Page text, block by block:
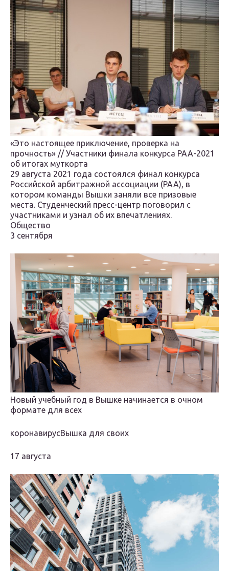
«Это настоящее приключение, проверка на
прочность» // Участники финала конкурса РАА-2021
об итогах муткорта
29 августа 2021 года состоялся финал конкурса
Российской арбитражной ассоциации (РАА), в
котором команды Вышки заняли все призовые
места. Студенческий пресс-центр поговорил с
участниками и узнал об их впечатлениях.
Общество
3 сентября
Новый учебный год в Вышке начинается в очном
формате для всех
коронавирусВышка для своих
17 августа